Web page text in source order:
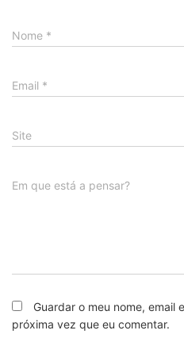
Nome *
Email *
Site
Em que está a pensar?
Guardar o meu nome, email
próxima vez que eu comentar.